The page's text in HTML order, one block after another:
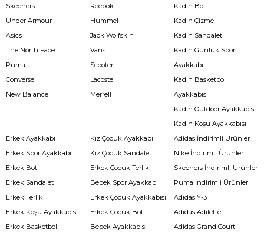
Skechers
Under Armour
Asics
The North Face
Puma
Converse
New Balance
Reebok
Hummel
Jack Wolfskin
Vans
Scooter
Lacoste
Merrell
Kadın Bot
Kadın Çizme
Kadın Sandalet
Kadın Günlük Spor
Ayakkabı
Kadın Basketbol
Ayakkabısı
Kadın Outdoor Ayakkabısı
Kadın Koşu Ayakkabısı
Erkek Ayakkabı
Erkek Spor Ayakkabı
Erkek Bot
Erkek Sandalet
Erkek Terlik
Erkek Koşu Ayakkabısı
Erkek Basketbol
Kız Çocuk Ayakkabı
Kız Çocuk Sandalet
Erkek Çocuk Terlik
Bebek Spor Ayakkabı
Erkek Çocuk Ayakkabısı
Erkek Çocuk Bot
Bebek Ayakkabısı
Adidas İndirimli Ürünler
Nike İndirimli Ürünler
Skechers İndirimli Ürünler
Puma İndirimli Ürünler
Adidas Y-3
Adidas Adilette
Adidas Grand Court